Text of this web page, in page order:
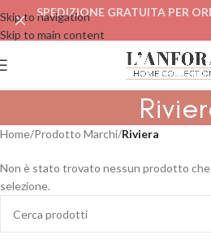
Skip to navigation
Skip to main content
SPEDIZIONE GRATUITA PER
Home/Prodotto Marchi/Riviera
Non è stato trovato nessun prodotto che
selezione.